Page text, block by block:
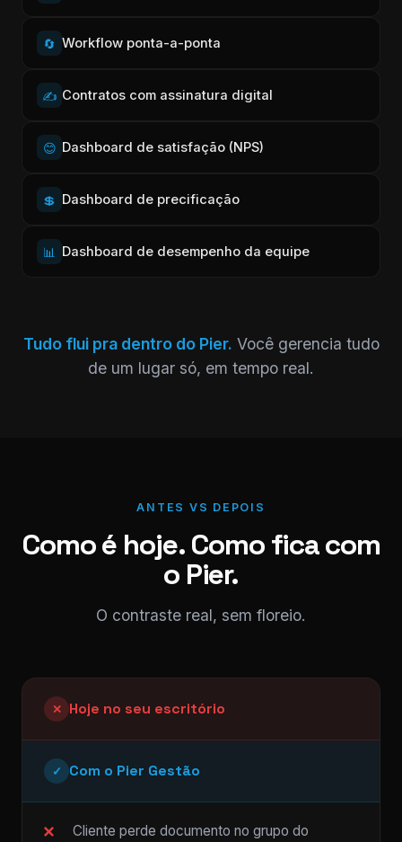
🔄 Workflow ponta-a-ponta
✍️ Contratos com assinatura digital
😊 Dashboard de satisfação (NPS)
💲 Dashboard de precificação
📊 Dashboard de desempenho da equipe
Tudo flui pra dentro do Pier. Você gerencia tudo
de um lugar só, em tempo real.
ANTES VS DEPOIS
Como é hoje. Como fica com
o Pier.
O contraste real, sem floreio.
✕ Hoje no seu escritório
✓ Com o Pier Gestão
Cliente perde documento no grupo do